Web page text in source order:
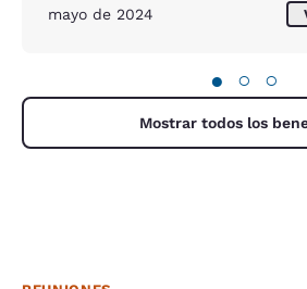
mayo de 2024
● ○ ○
Mostrar todos los